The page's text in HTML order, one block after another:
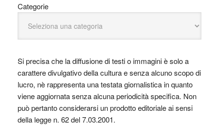
Categorie
Si precisa che la diffusione di testi o immagini è solo a
carattere divulgativo della cultura e senza alcuno scopo di
lucro, nè rappresenta una testata giornalistica in quanto
viene aggiornata senza alcuna periodicità specifica. Non
può pertanto considerarsi un prodotto editoriale ai sensi
della legge n. 62 del 7.03.2001.